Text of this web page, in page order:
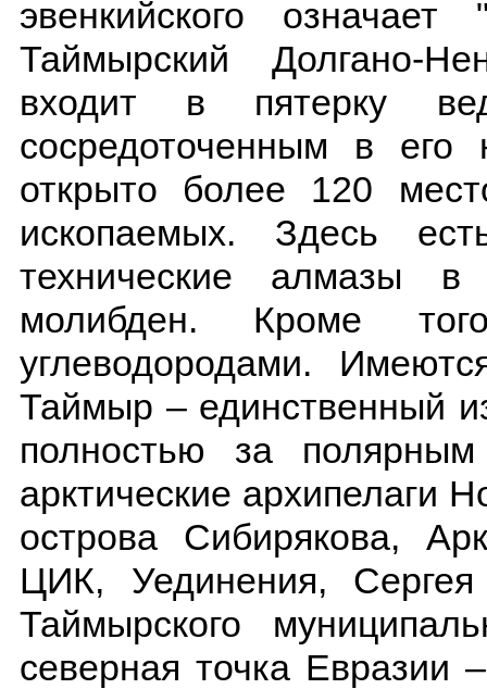
эвенкийского
Таймырский Долгано-
входит в пятерку
сосредоточенным в
открыто более 120
ископаемых. Здесь
технические алмазы в
молибден. Кроме
углеводородами.
Таймыр – единственный
полностью за
арктические архипелаги
острова Сибирякова,
ЦИК, Уединения,
Таймырского
северная точка